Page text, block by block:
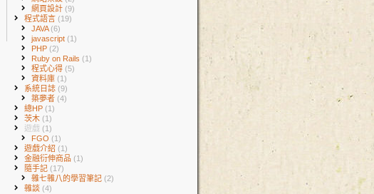
網頁設計 (9)
程式語言 (19)
JAVA (6)
javascript (1)
PHP (2)
Ruby on Rails (1)
程式心得 (5)
資料庫 (1)
系統日誌 (9)
築夢者 (4)
總HP (1)
茨木 (1)
遊戲 (1)
FGO (1)
遊戲介紹 (1)
金融衍伸商品 (1)
隨手記 (17)
雜七雜八的學習筆記 (2)
雜談 (4)